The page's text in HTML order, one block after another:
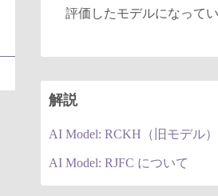
評価したモデルになってい
解説
AI Model: RCKH（旧モデル
AI Model: RJFC について